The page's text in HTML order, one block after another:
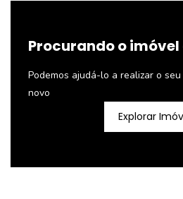
Procurando o imóvel
Podemos ajudá-lo a realizar o
novo
Explorar